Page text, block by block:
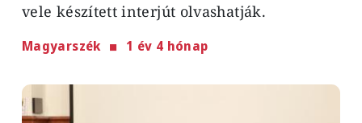
vele készített interjút olvashatják.
Magyarszék 1 év 4 hónap
Image